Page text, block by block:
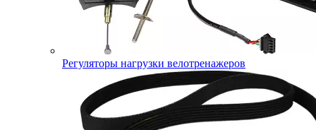
Регуляторы нагрузки велотренажеров